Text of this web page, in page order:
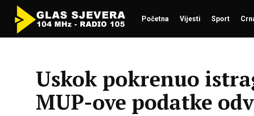
Početna Vijesti Sport
Uskok pokrenuo
MUP-ove podatke